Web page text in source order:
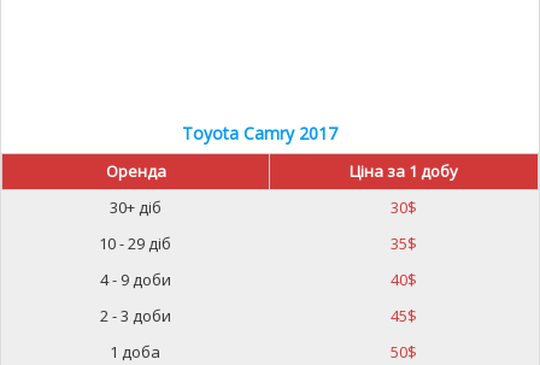
Toyota Camry 2017
Оренда
Ціна за 1 добу
30+ діб
30$
10 - 29 діб
35$
4 - 9 доби
40$
2 - 3 доби
45$
1 доба
50$